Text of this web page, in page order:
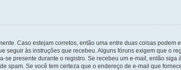
Caso estejam corretos, então uma entre duas coisas podem
seguir às instruções que recebeu. Alguns fóruns exigem que o
presente durante o registro. Se recebeu um e-mail, então
spam. Se você tem certeza que o endereço de e-mail que